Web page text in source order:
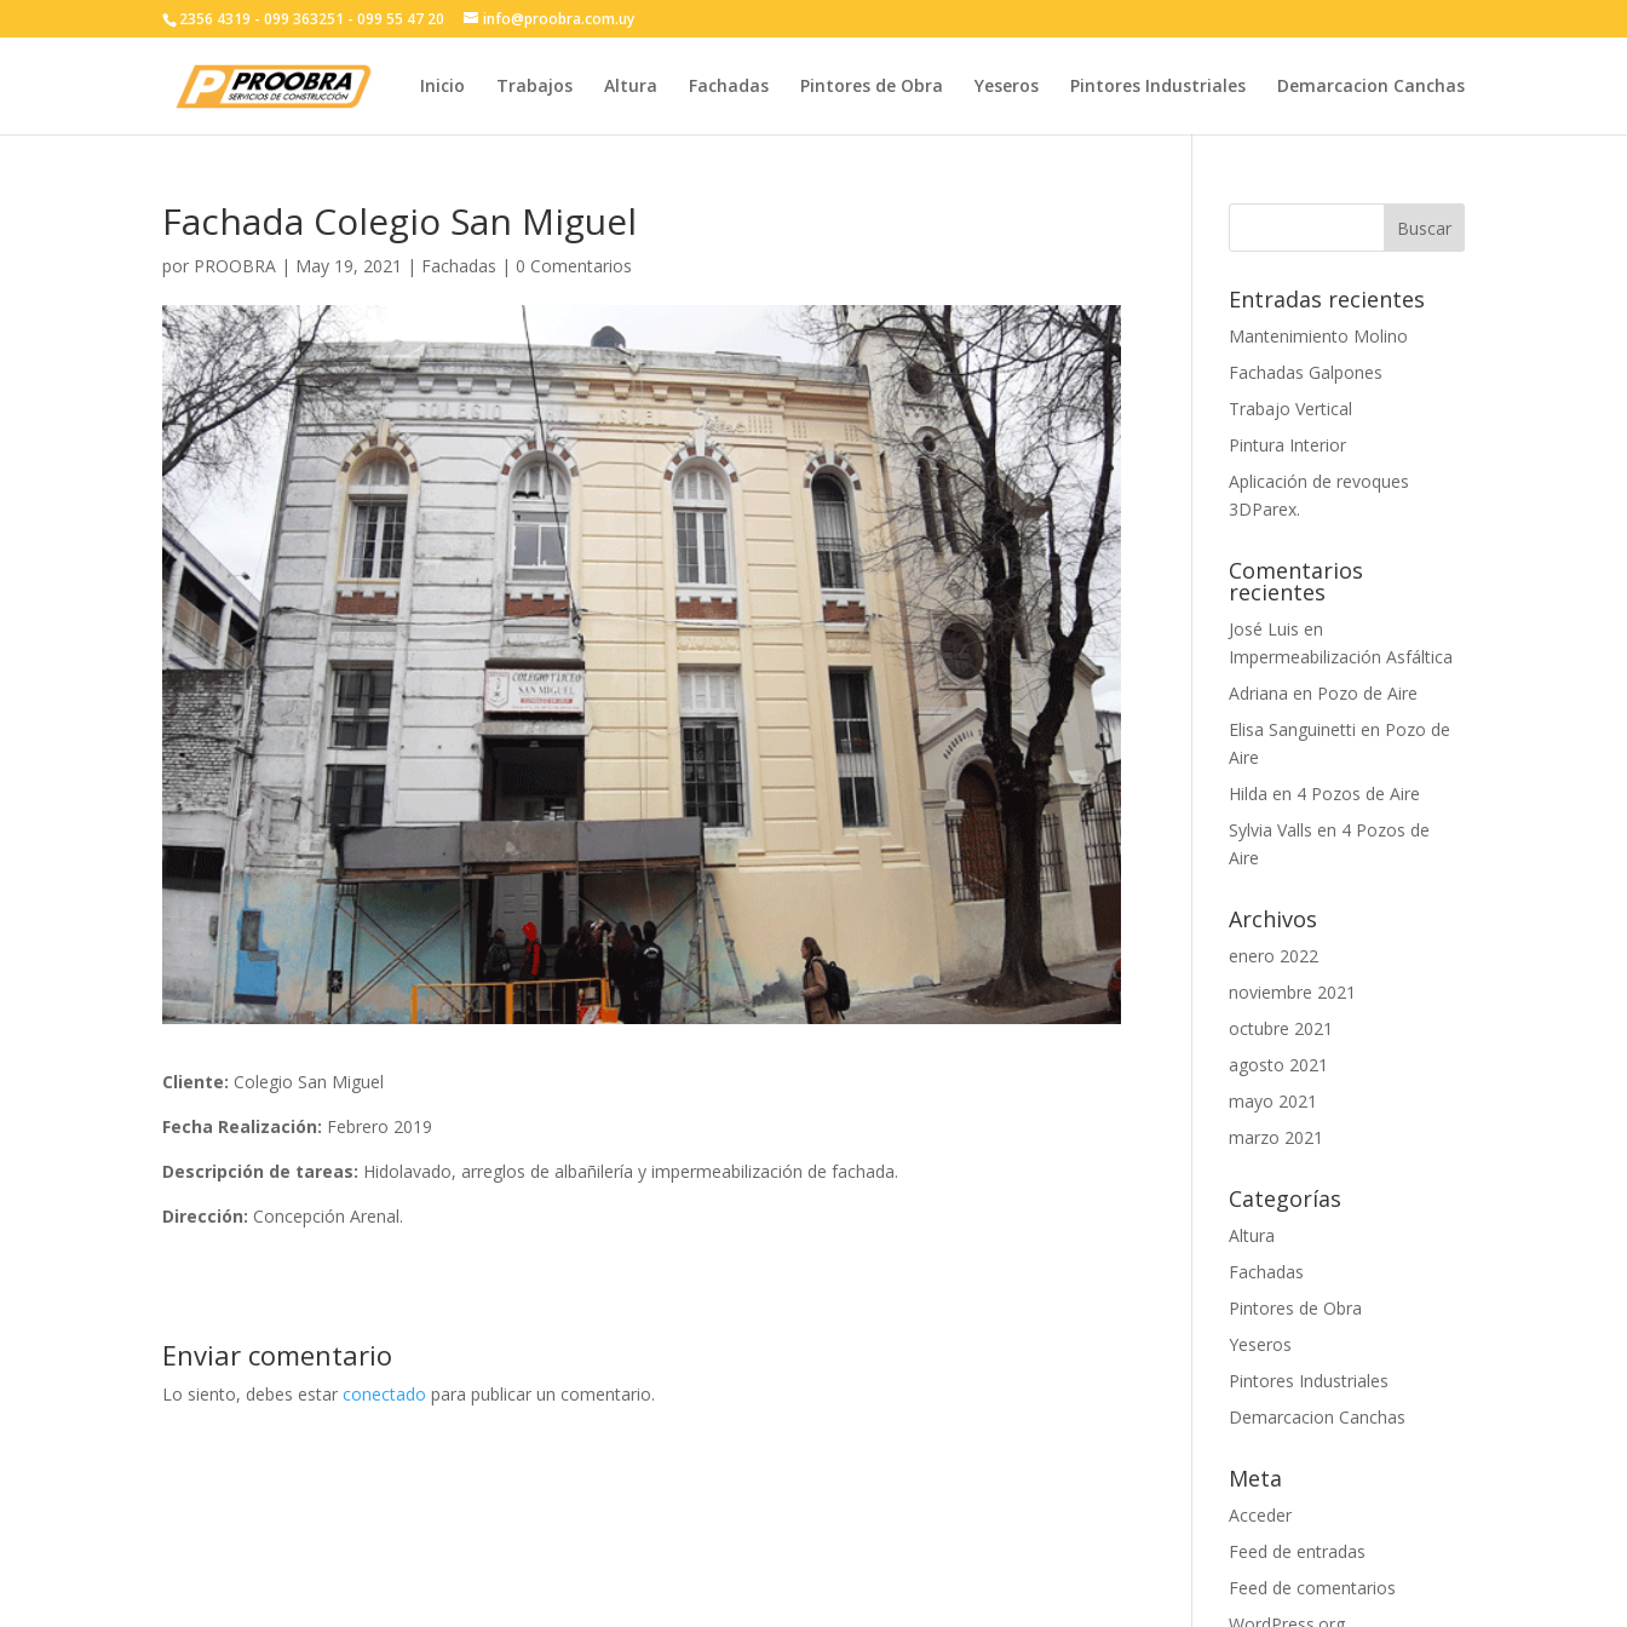
2356 4319 - 099 363251 - 099 55 47 20 info@proobra.com.uy
Inicio Trabajos Altura Fachadas Pintores de Obra Yeseros Pintores Industriales Demarcacion Canchas
Fachada Colegio San Miguel
por PROOBRA | May 19, 2021 | Fachadas | 0 Comentarios
Cliente: Colegio San Miguel
Fecha Realización: Febrero 2019
Descripción de tareas: Hidolavado, arreglos de albañilería y impermeabilización de fachada.
Dirección: Concepción Arenal.
Enviar comentario
Lo siento, debes estarconectado para publicar un comentario.
Entradas recientes
Mantenimiento Molino
Fachadas Galpones
Trabajo Vertical
Pintura Interior
Aplicación de revoques
3DParex.
Comentarios
recientes
José Luis en
Impermeabilización Asfáltica
Adriana en Pozo de Aire
Elisa Sanguinetti en Pozo de
Aire
Hilda en 4 Pozos de Aire
Sylvia Valls en 4 Pozos de
Aire
Archivos
enero 2022
noviembre 2021
octubre 2021
agosto 2021
mayo 2021
marzo 2021
Categorías
Altura
Fachadas
Pintores de Obra
Yeseros
Pintores Industriales
Demarcacion Canchas
Meta
Acceder
Feed de entradas
Feed de comentarios